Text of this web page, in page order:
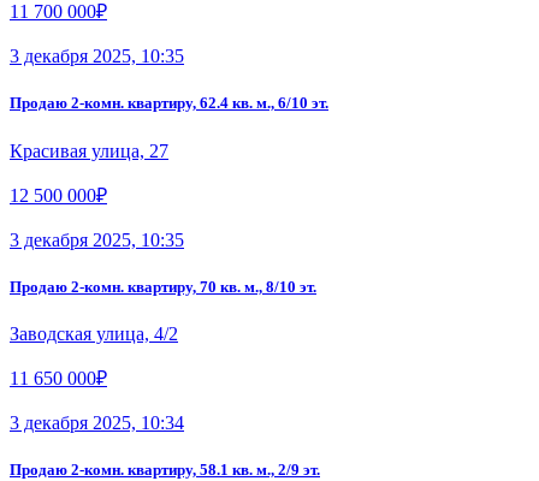
11 700 000₽
3 декабря 2025, 10:35
Продаю 2-комн. квартиру, 62.4 кв. м., 6/10 эт.
Красивая улица, 27
12 500 000₽
3 декабря 2025, 10:35
Продаю 2-комн. квартиру, 70 кв. м., 8/10 эт.
Заводская улица, 4/2
11 650 000₽
3 декабря 2025, 10:34
Продаю 2-комн. квартиру, 58.1 кв. м., 2/9 эт.